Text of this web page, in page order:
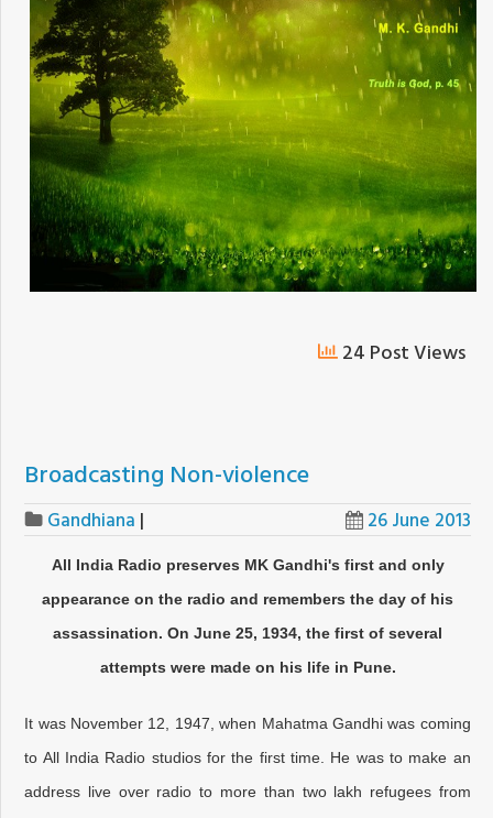
24 Post Views
Broadcasting Non-violence
Gandhiana | 26 June 2013
All India Radio preserves MK Gandhi's first and only
appearance on the radio and remembers the day of his
assassination. On June 25, 1934, the first of several
attempts were made on his life in Pune.
It was November 12, 1947, when Mahatma Gandhi was coming
to All India Radio studios for the first time. He was to make an
address live over radio to more than two lakh refugees from